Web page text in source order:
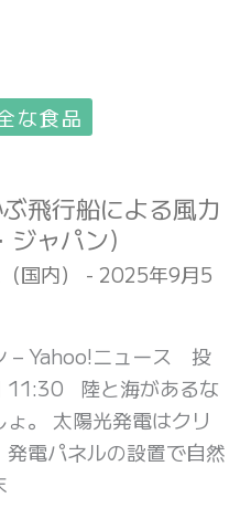
な食品
飛行船による風力
ジャパン)
国内） - 2025年9月5
– Yahoo!ニュース 投
11:30 陸と海があるな
。 太陽光発電はクリ
電パネルの設置で自然